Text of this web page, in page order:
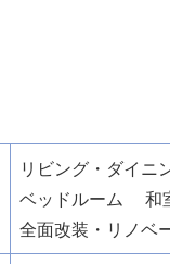
リビング・ダイニ
ベッドルーム
和
全面改装・リノベ